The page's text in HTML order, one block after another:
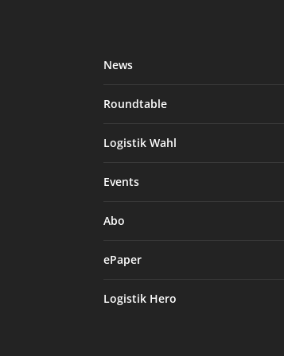
News
Roundtable
Logistik Wahl
Events
Abo
ePaper
Logistik Hero